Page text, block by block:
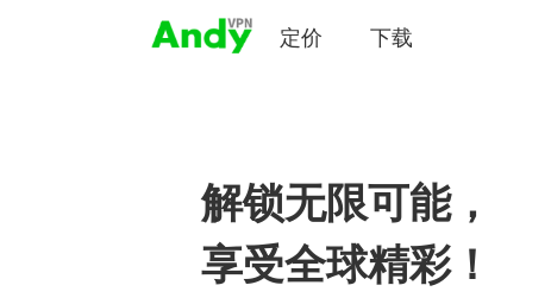
定价 下载
解锁无限可能，
享受全球精彩！